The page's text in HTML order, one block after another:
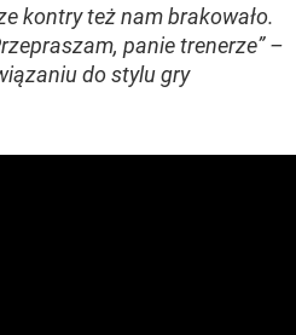
kontry też nam brakowało.
panie trenerze” –
do stylu gry